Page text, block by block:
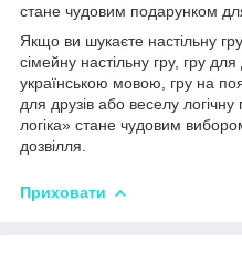
стане чудовим подарунком для
Якщо ви шукаєте настільну
сімейну настільну гру, гру для
українською мовою, гру на
для друзів або веселу
логіка» стане чудовим
дозвілля.
Приховати